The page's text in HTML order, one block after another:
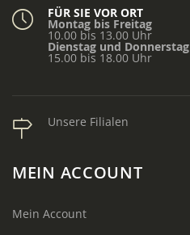
FÜR SIE VOR ORT
Montag bis Freitag
10.00 bis 13.00 Uhr
Dienstag und Donnerstag
15.00 bis 18.00 Uhr
Unsere Filialen
MEIN ACCOUNT
Mein Account